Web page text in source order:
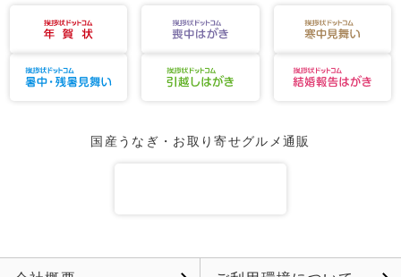
国産うなぎ・お取り寄せグルメ通販